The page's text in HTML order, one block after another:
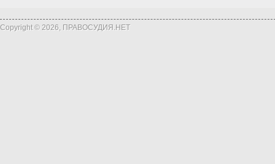
Copyright © 2026, ПРАВОСУДИЯ.НЕТ